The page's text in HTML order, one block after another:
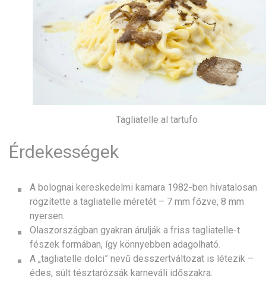
Tagliatelle al tartufo
Érdekességek
A bolognai kereskedelmi kamara 1982-ben hivatalosan
rögzítette a tagliatelle méretét – 7 mm főzve, 8 mm
nyersen.
Olaszországban gyakran árulják a friss tagliatelle-t
fészek formában, így könnyebben adagolható.
A „tagliatelle dolci” nevű desszertváltozat is létezik –
édes, sült tésztarózsák karneváli időszakra.